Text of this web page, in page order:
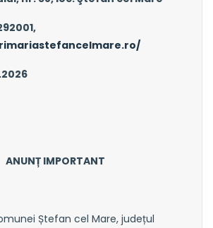
ANUNȚ IMPORTANT
Ștefan cel Mare, județul